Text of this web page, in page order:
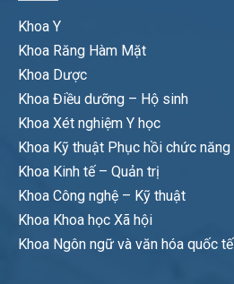
Khoa Y
Khoa Răng Hàm Mặt
Khoa Dược
Khoa Điều dưỡng – Hộ sinh
Khoa Xét nghiệm Y học
Khoa Kỹ thuật Phục hồi chức năng
Khoa Kinh tế – Quản trị
Khoa Công nghệ – Kỹ thuật
Khoa Khoa học Xã hội
Khoa Ngôn ngữ và văn hóa quốc tế